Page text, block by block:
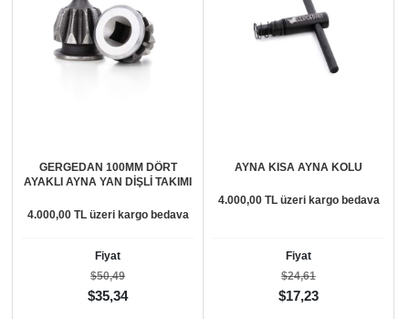
GERGEDAN 100MM DÖRT
AYAKLI AYNA YAN DİŞLİ TAKIMI
4.000,00 TL üzeri kargo bedava
Fiyat
$50,49
$35,34
AYNA KISA AYNA KOLU
4.000,00 TL üzeri kargo bedava
Fiyat
$24,61
$17,23